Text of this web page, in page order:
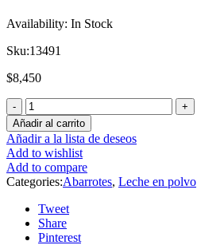
Availability: In Stock
Sku:13491
$8,450
Añadir al carrito
Añadir a la lista de deseos
Add to wishlist
Add to compare
Categories:Abarrotes, Leche en polvo
Tweet
Share
Pinterest